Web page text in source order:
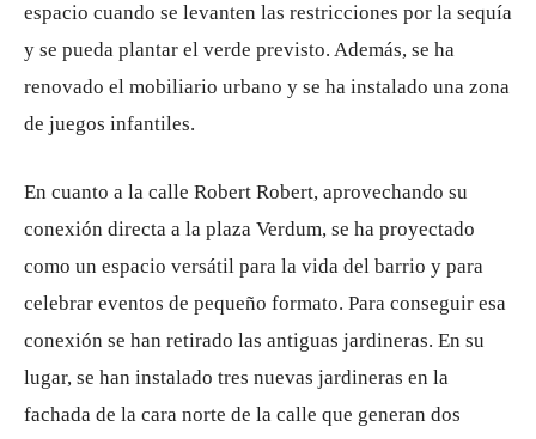
espacio cuando se levanten las restricciones por la sequía
y se pueda plantar el verde previsto. Además, se ha
renovado el mobiliario urbano y se ha instalado una zona
de juegos infantiles.
En cuanto a la calle Robert Robert, aprovechando su
conexión directa a la plaza Verdum, se ha proyectado
como un espacio versátil para la vida del barrio y para
celebrar eventos de pequeño formato. Para conseguir esa
conexión se han retirado las antiguas jardineras. En su
lugar, se han instalado tres nuevas jardineras en la
fachada de la cara norte de la calle que generan dos